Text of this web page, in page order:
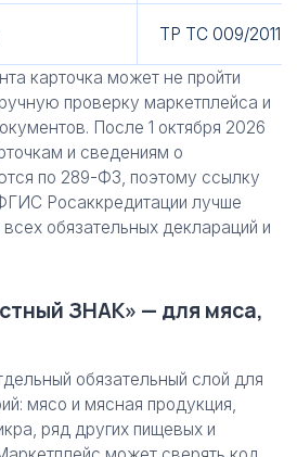
ТР ТС 009/2011
карточка может не пройти
проверку маркетплейса и
После 1 октября 2026
и сведениям о
по 289-ФЗ, поэтому ссылку
Росаккредитации лучше
обязательных деклараций и
ЗНАК» — для мяса,
обязательный слой для
мясо и мясная продукция,
ряд других пищевых и